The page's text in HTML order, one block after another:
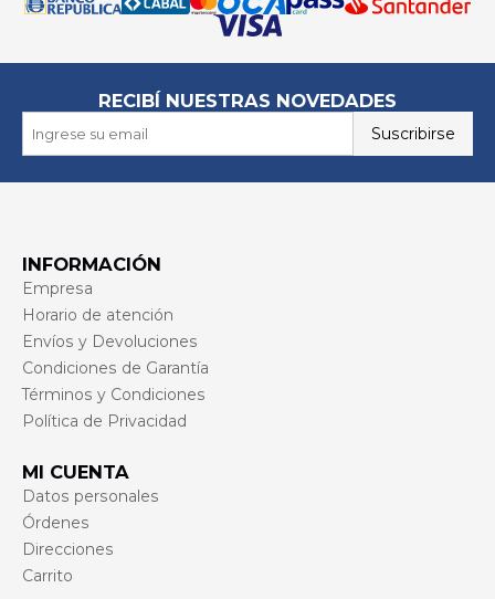
RECIBÍ NUESTRAS NOVEDADES
Suscribirse
INFORMACIÓN
Empresa
Horario de atención
Envíos y Devoluciones
Condiciones de Garantía
Términos y Condiciones
Política de Privacidad
MI CUENTA
Datos personales
Órdenes
Direcciones
Carrito